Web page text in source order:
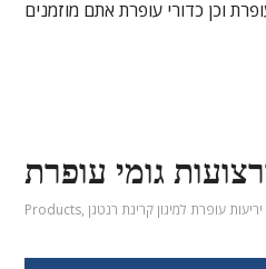
גומי עופרת
Products,יריעות עופרת למיגון קרינת רנטגן